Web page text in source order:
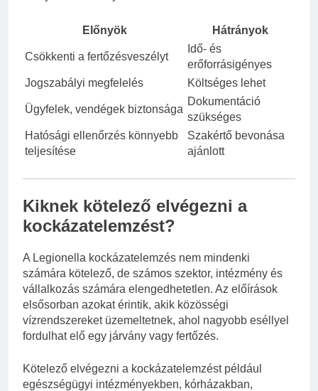
Előnyök Hátrányok
Csökkenti a fertőzésveszélyt
Idő- és
erőforrásigényes
Jogszabályi megfelelés
Költséges lehet
Ügyfelek, vendégek biztonsága
Dokumentáció
szükséges
Hatósági ellenőrzés könnyebb
teljesítése
Szakértő bevonása
ajánlott
Kiknek kötelező elvégezni a
kockázatelemzést?
A Legionella kockázatelemzés nem mindenki
számára kötelező, de számos szektor, intézmény és
vállalkozás számára elengedhetetlen. Az előírások
elsősorban azokat érintik, akik közösségi
vízrendszereket üzemeltetnek, ahol nagyobb eséllyel
fordulhat elő egy járvány vagy fertőzés.
Kötelező elvégezni a kockázatelemzést például
egészségügyi intézményekben, kórházakban,